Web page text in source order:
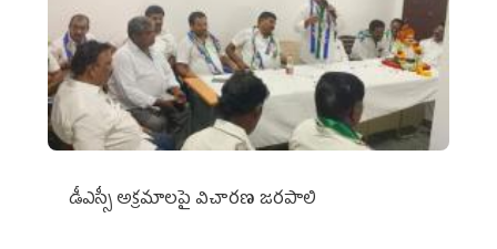
డీఎస్సీ అక్రమాలపై విచారణ జరపాలి